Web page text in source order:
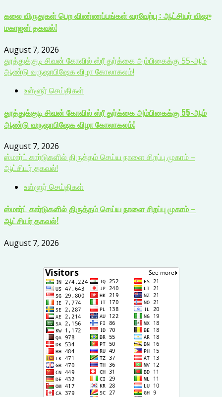
கலை விருதுகள் பெற விண்ணப்பங்கள் வரவேற்பு : ஆட்சியர் விஷு
மகாஜன் தகவல்!
August 7, 2026
தூத்துக்குடி சிவன் கோவில் ஸ்ரீ துர்க்கை அம்பிகைக்கு 55-ஆம்
ஆண்டு வருஷாபிஷேக விழா கோலாகலம்!
உள்ளூர் செய்திகள்
தூத்துக்குடி சிவன் கோவில் ஸ்ரீ துர்க்கை அம்பிகைக்கு 55-ஆம்
ஆண்டு வருஷாபிஷேக விழா கோலாகலம்!
August 7, 2026
ஸ்மார்ட் கார்டுகளில் திருத்தம் செய்ய நாளை சிறப்பு முகாம் –
ஆட்சியர் தகவல்!
உள்ளூர் செய்திகள்
ஸ்மார்ட் கார்டுகளில் திருத்தம் செய்ய நாளை சிறப்பு முகாம் –
ஆட்சியர் தகவல்!
August 7, 2026